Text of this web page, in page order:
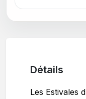
Détails
Les Estivales